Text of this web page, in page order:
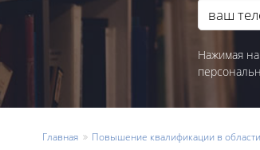
Нажимая на
Главная Повышение квалификации в